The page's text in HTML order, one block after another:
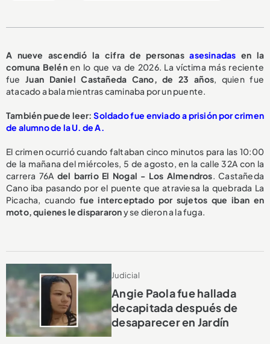
A nueve ascendió la cifra de personasasesinadas en la
comuna Belénen lo que va de 2026. La víctima más reciente
fueJuan Daniel Castañeda Cano, de 23 años, quien fue
atacado a bala mientras caminaba por un puente.
También puede leer:Soldado fue enviado a prisión por crimen
de alumno de la U. de A.
El crimen ocurrió cuando faltaban cinco minutos para las 10:00
de la mañana del miércoles, 5 de agosto, en la calle 32A con la
carrera 76A del barrio El Nogal - Los Almendros. Castañeda
Cano iba pasando por el puente que atraviesa la quebrada La
Picacha, cuandofue interceptado por sujetos que iban en
moto, quienes le dispararony se dieron a la fuga.
Judicial
Angie Paola fue hallada
decapitada después de
desaparecer en Jardín